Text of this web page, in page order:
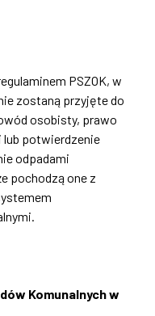
PSZOK, w
zostaną przyjęte do
osobisty, prawo
lub potwierdzenie
odpadami
pochodzą one z
Komunalnychw